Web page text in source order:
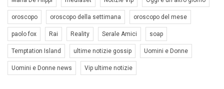
oroscopo oroscopo della settimana oroscopo del mese
paolo fox Rai Reality Serale Amici soap
Temptation Island ultime notizie gossip Uomini e Donne
Uomini e Donne news Vip ultime notizie